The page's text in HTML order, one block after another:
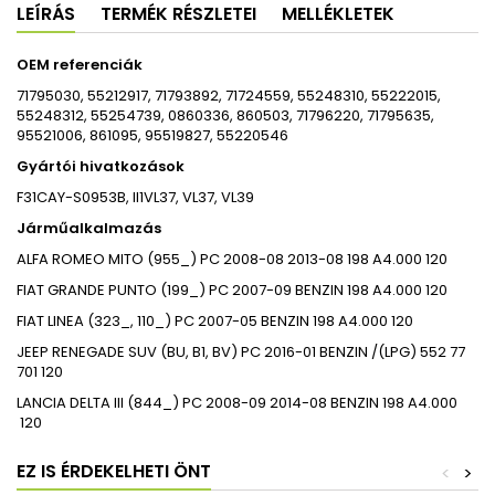
LEÍRÁS TERMÉK RÉSZLETEI MELLÉKLETEK
OEM referenciák
71795030, 55212917, 71793892, 71724559, 55248310, 55222015,
55248312, 55254739, 0860336, 860503, 71796220, 71795635,
95521006, 861095, 95519827, 55220546
Gyártói hivatkozások
F31CAY-S0953B, II1VL37, VL37, VL39
Járműalkalmazás
ALFA ROMEO MITO (955_) PC2008-08 2013-08 198 A4.000 120
FIATGRANDE PUNTO (199_) PC2007-09 BENZIN 198 A4.000 120
FIATLINEA (323_, 110_) PC2007-05 BENZIN 198 A4.000 120
JEEP RENEGADE SUV (BU, B1, BV) PC2016-01 BENZIN /(LPG) 552 77
701 120
LANCIADELTA III (844_) PC2008-09 2014-08 BENZIN 198 A4.000
120
EZ IS ÉRDEKELHETI ÖNT >
<